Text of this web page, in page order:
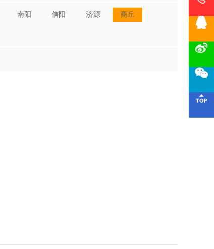
南阳 信阳 济源 商丘



